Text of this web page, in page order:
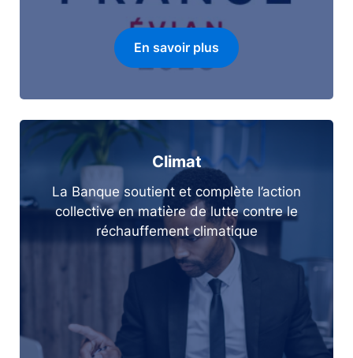
En savoir plus
Climat
La Banque soutient et complète l’action
collective en matière de lutte contre le
réchauffement climatique